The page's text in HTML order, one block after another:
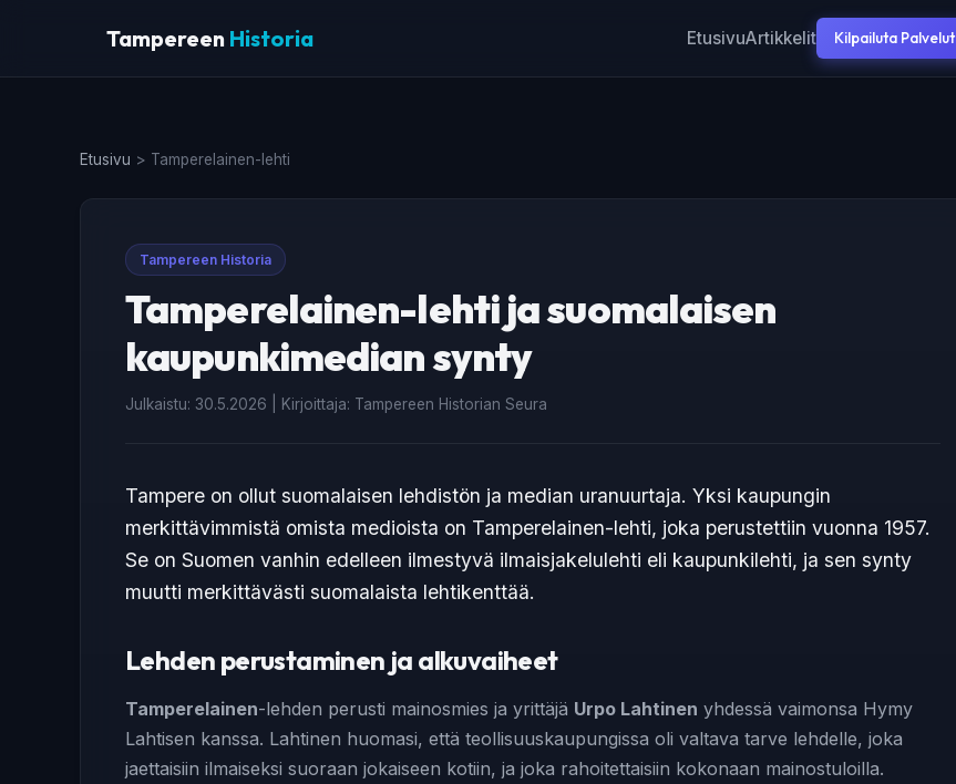
Tampereen Historia EtusivuArtikkelit Kilpailuta Palvelut
Etusivu > Tamperelainen-lehti
Tampereen Historia
Tamperelainen-lehti ja suomalaisen
kaupunkimedian synty
Julkaistu: 30.5.2026 | Kirjoittaja: Tampereen Historian Seura
Tampere on ollut suomalaisen lehdistön ja median uranuurtaja. Yksi kaupungin
merkittävimmistä omista medioista on Tamperelainen-lehti, joka perustettiin vuonna 1957.
Se on Suomen vanhin edelleen ilmestyvä ilmaisjakelulehti eli kaupunkilehti, ja sen synty
muutti merkittävästi suomalaista lehtikenttää.
Lehden perustaminen ja alkuvaiheet
Tamperelainen-lehden perusti mainosmies ja yrittäjä Urpo Lahtinen yhdessä vaimonsa Hymy
Lahtisen kanssa. Lahtinen huomasi, että teollisuuskaupungissa oli valtava tarve lehdelle, joka
jaettaisiin ilmaiseksi suoraan jokaiseen kotiin, ja joka rahoitettaisiin kokonaan mainostuloilla.